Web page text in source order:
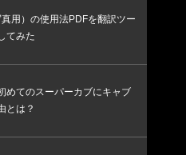
用）の使用法PDFを翻訳ツー
てみた
めてのスーパーカブにキャブ
とは？